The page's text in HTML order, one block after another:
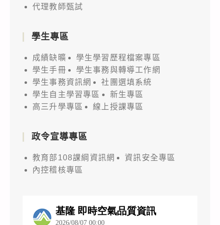
代理教師甄試
學生專區
成績缺曠
學生學習歷程檔案專區
學生手冊
學生事務與轉導工作網
學生事務資訊網
社團選填系統
學生自主學習專區
新生專區
高三升學專區
線上授課專區
政令宣導專區
教育部108課綱資訊網
資訊安全專區
內控稽核專區